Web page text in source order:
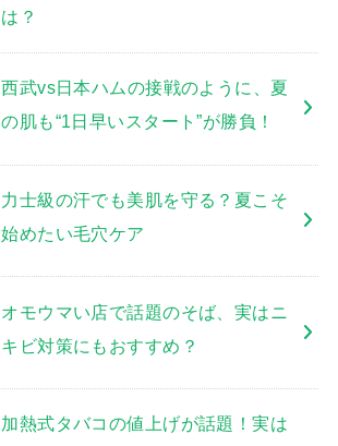
は？
西武vs日本ハムの接戦のように、夏
の肌も“1日早いスタート”が勝負！
力士級の汗でも美肌を守る？夏こそ
始めたい毛穴ケア
オモウマい店で話題のそば、実はニ
キビ対策にもおすすめ？
加熱式タバコの値上げが話題！実は